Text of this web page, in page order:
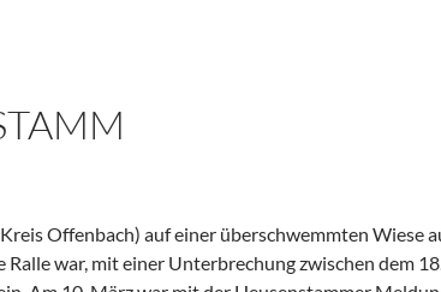
Offenbach) auf einer überschwemmten Wiese
war, mit einer Unterbrechung zwischen dem